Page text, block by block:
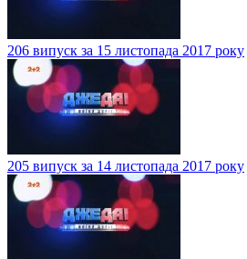
206 випуск за 15 листопада 2017 року
205 випуск за 14 листопада 2017 року